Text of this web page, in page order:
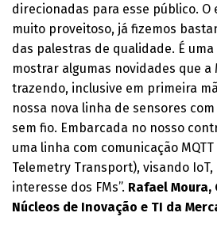
direcionadas para esse público. O
muito proveitoso, já fizemos
das palestras de qualidade. É
mostrar algumas novidades que a
trazendo, inclusive em primeira
nossa nova linha de sensores
sem fio. Embarcada no nosso
uma linha com comunicação
Telemetry Transport), visando
interesse dos FMs”. Rafael
Núcleos de Inovação e TI da